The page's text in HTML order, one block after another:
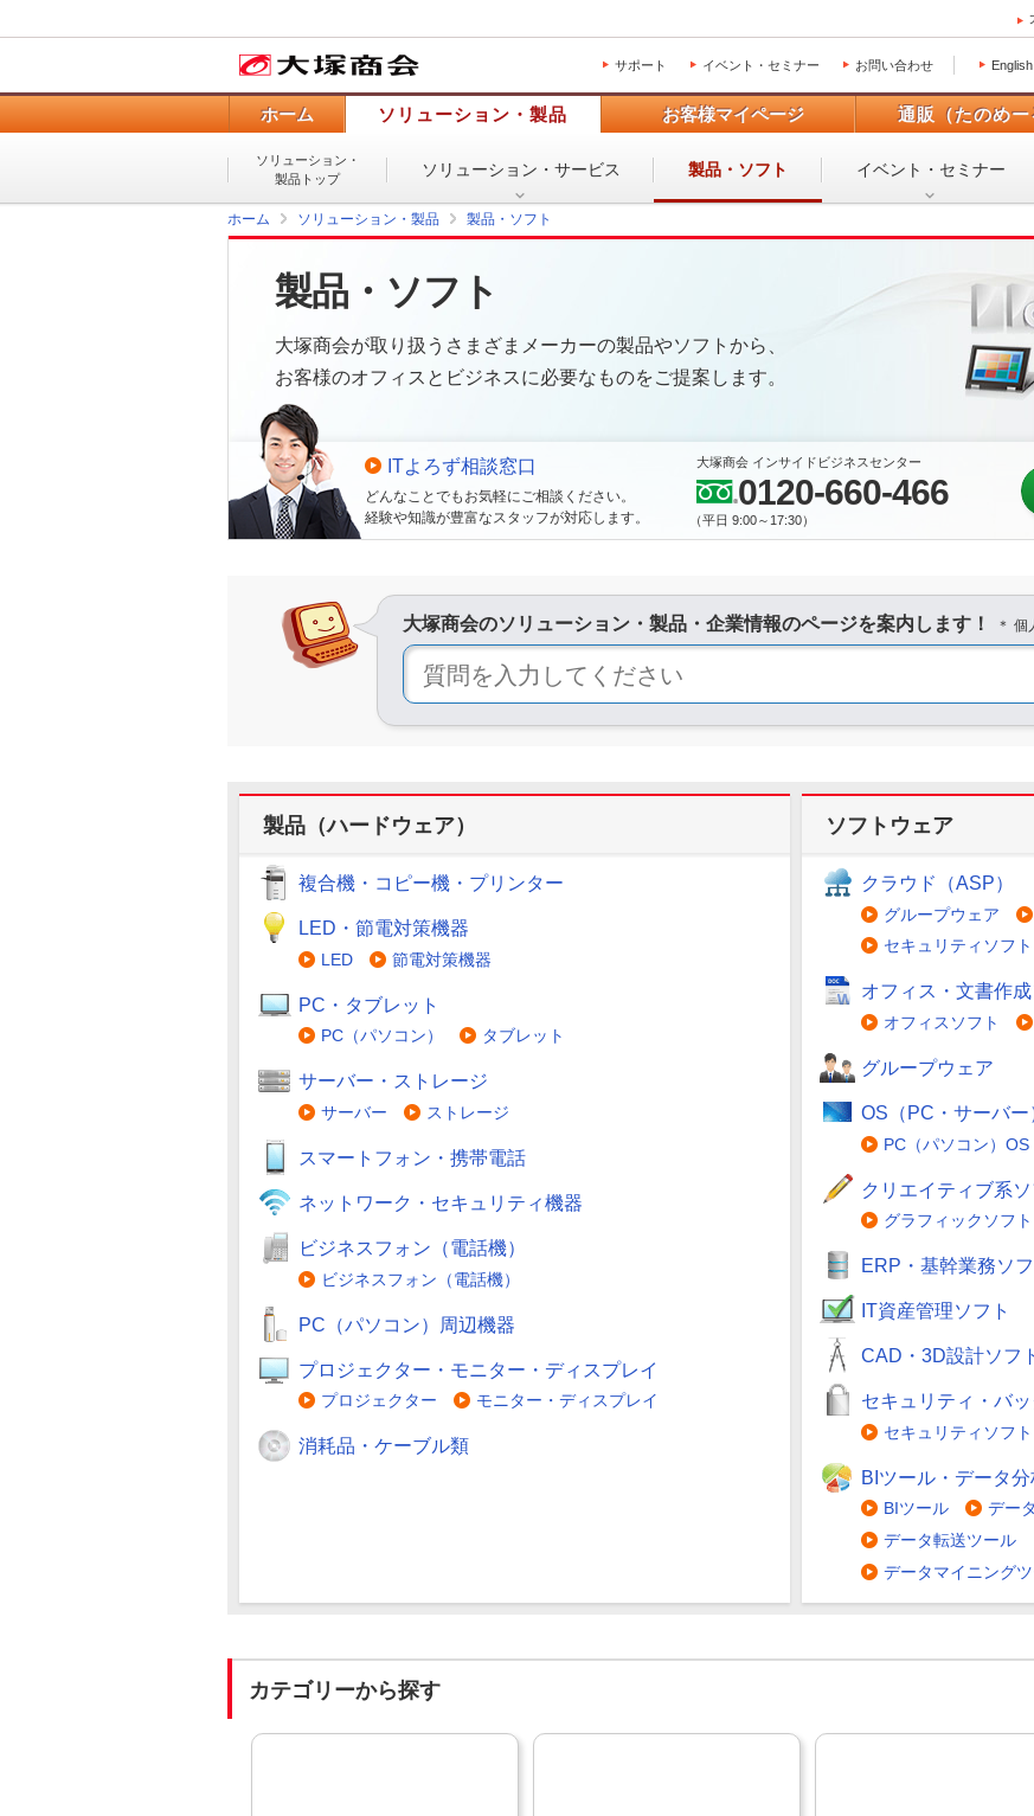
サポート イベント・セミナー お問い合わせ English
ホーム ソリューション・製品 お客様マイページ 通販（たのめー
ソリューション・
製品トップ
ソリューション・ サービス 製品・ソフト イベント・ セミナー
ホーム ソリューション・製品 製品・ソフト
製品・ソフト
大塚商会が取り扱うさまざまメーカーの製品やソフトから、
お客様のオフィスとビジネスに必要なものをご提案します。
ITよろず相談窓口
どんなことでもお気軽にご相談ください。
経験や知識が豊富なスタッフが対応します。
大塚商会 インサイドビジネスセンター
0120-660-466
（平日 9:00～17:30）
大塚商会のソリューション・製品・企業情報のページを案内します！ ＊
製品（ハードウェア）
複合機・コピー機・プリンター
LED・節電対策機器
LED 節電対策機器
PC・タブレット
PC（パソコン） タブレット
サーバー・ストレージ
サーバー ストレージ
スマートフォン・携帯電話
ネットワーク・セキュリティ機器
ビジネスフォン（電話機）
ビジネスフォン（電話機）
PC（パソコン）周辺機器
プロジェクター・モニター・ディスプレイ
プロジェクター モニター・ディスプレイ
消耗品・ケーブル類
ソフトウェア
クラウド（ASP）
グループウェア
セキュリティソフト
オフィス・文書作成
オフィスソフト
グループウェア
OS（PC・サーバー
PC（パソコン）OS
クリエイティブ系ソ
グラフィックソフト
ERP・基幹業務ソフ
IT資産管理ソフト
CAD・3D設計ソフ
セキュリティ・バ
セキュリティソフト
BIツール・データ分
BIツール
デー
データ転送ツール
データマイニングツ
カテゴリーから探す